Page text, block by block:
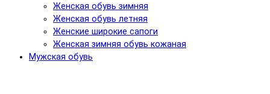
Женская обувь зимняя
Женская обувь летняя
Женские широкие сапоги
Женская зимняя обувь кожаная
Мужская обувь